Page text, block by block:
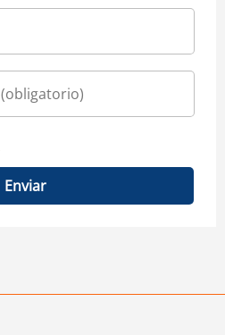
Enviar